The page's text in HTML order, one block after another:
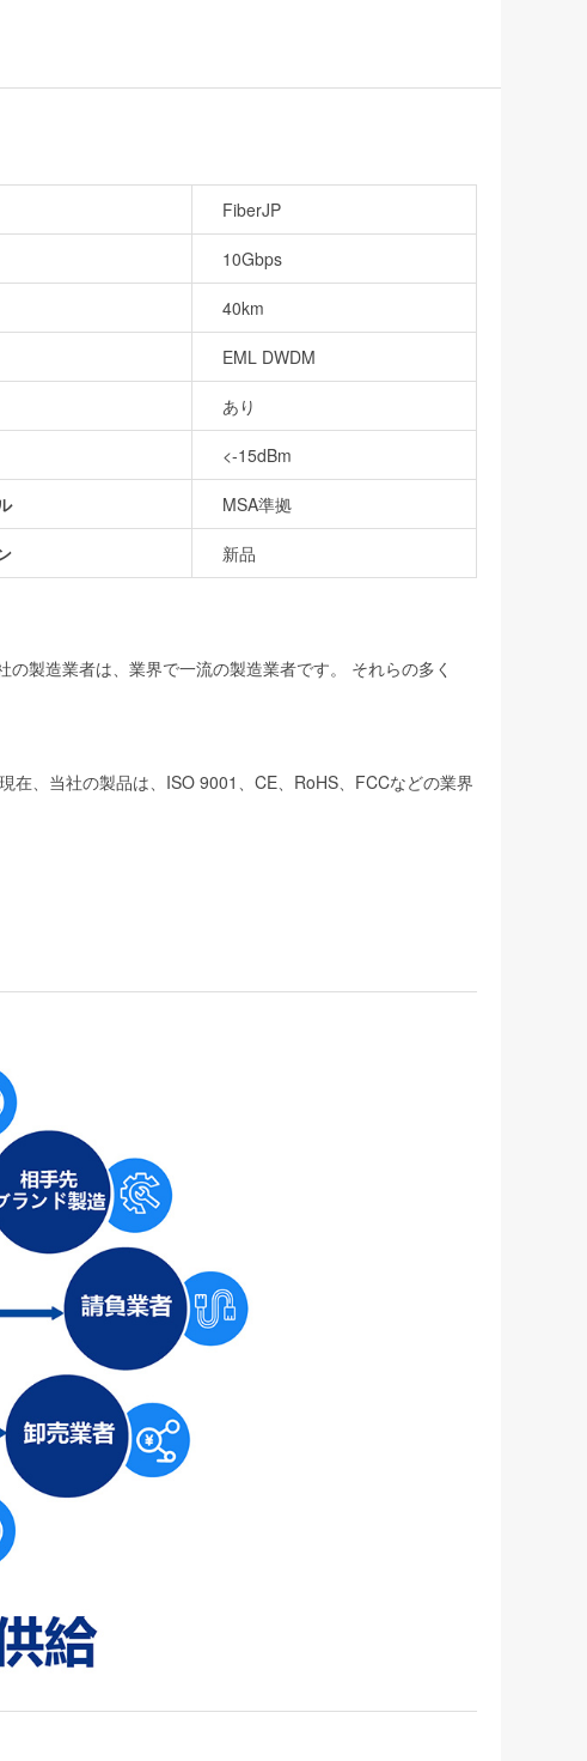
FiberJP
10Gbps
40km
EML DWDM
あり
<-15dBm
MSA準拠
新品
製造業者は、業界で一流の製造業者です。 それらの多く
在、当社の製品は、ISO 9001、CE、RoHS、FCCなどの業界